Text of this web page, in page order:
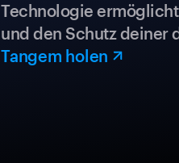
Technologie
und den Schutz deiner
Tangem holen